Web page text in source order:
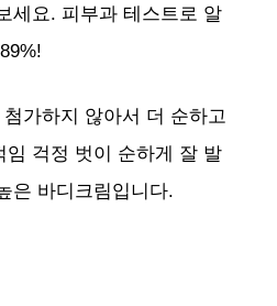
세요. 피부과 테스트로 알
가하지 않아서 더 순하고
임 걱정 벗이 순하게 잘 발
은 바디크림입니다.